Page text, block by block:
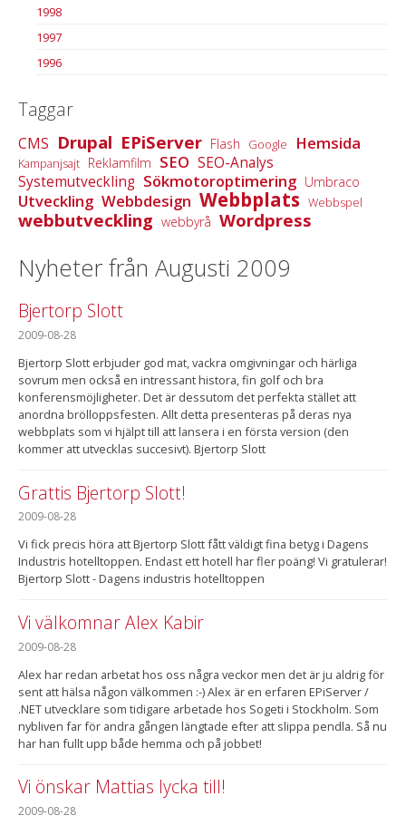
1998
1997
1996
Taggar
CMS Drupal EPiServer Flash Google Hemsida
Kampanjsajt Reklamfilm SEO SEO-Analys
Systemutveckling Sökmotoroptimering Umbraco
Utveckling Webbdesign Webbplats Webbspel
webbutveckling webbyrå Wordpress
Nyheter från Augusti 2009
Bjertorp Slott
2009-08-28
Bjertorp Slott erbjuder god mat, vackra omgivningar och härliga
sovrum men också en intressant histora, fin golf och bra
konferensmöjligheter. Det är dessutom det perfekta stället att
anordna brölloppsfesten. Allt detta presenteras på deras nya
webbplats som vi hjälpt till att lansera i en första version (den
kommer att utvecklas succesivt). Bjertorp Slott
Grattis Bjertorp Slott!
2009-08-28
Vi fick precis höra att Bjertorp Slott fått väldigt fina betyg i Dagens
Industris hotelltoppen. Endast ett hotell har fler poäng! Vi gratulerar!
Bjertorp Slott - Dagens industris hotelltoppen
Vi välkomnar Alex Kabir
2009-08-28
Alex har redan arbetat hos oss några veckor men det är ju aldrig för
sent att hälsa någon välkommen :-) Alex är en erfaren EPiServer /
.NET utvecklare som tidigare arbetade hos Sogeti i Stockholm. Som
nybliven far för andra gången längtade efter att slippa pendla. Så nu
har han fullt upp både hemma och på jobbet!
Vi önskar Mattias lycka till!
2009-08-28